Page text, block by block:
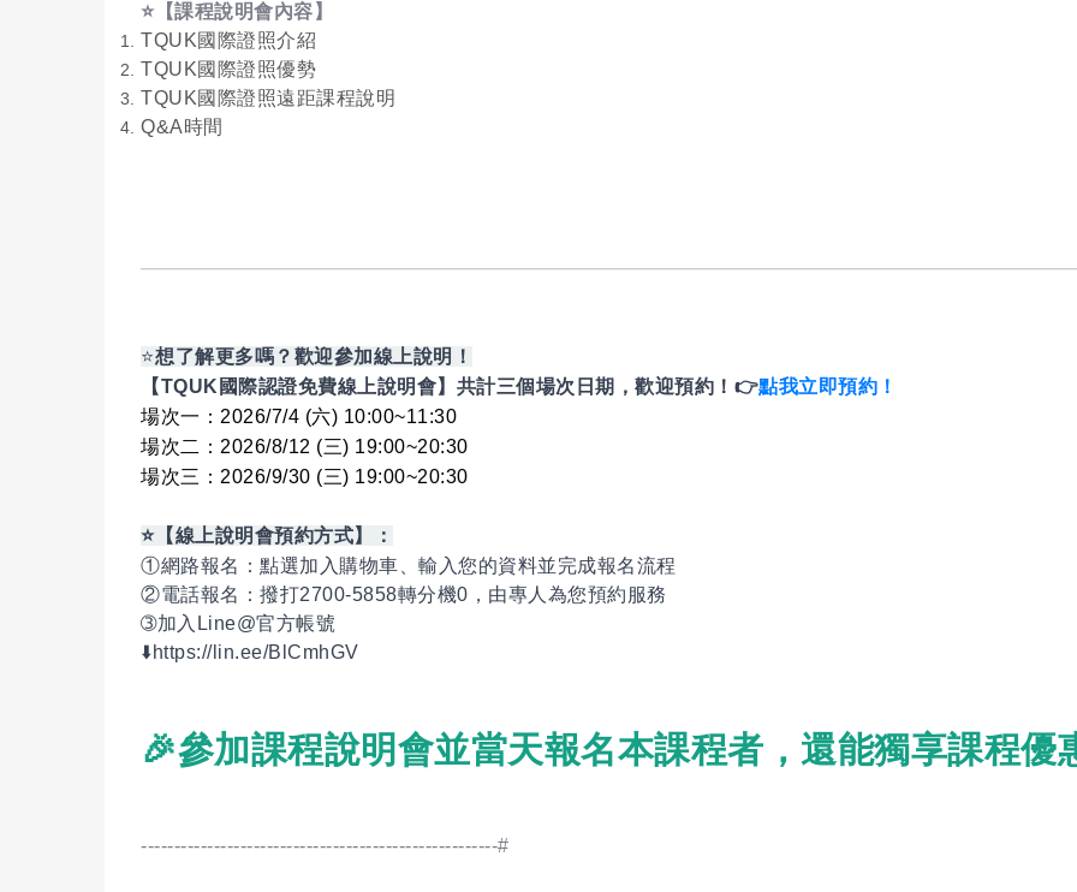
⭐️【課程說明會內容】
TQUK國際證照介紹
TQUK國際證照優勢
TQUK國際證照遠距課程說明
Q&A時間
⭐想了解更多嗎？歡迎參加線上說明！
【TQUK國際認證免費線上說明會】共計三個場次日期，歡迎預約！👉點我立即預約！
場次一：2026/7/4 (六) 10:00~11:30
場次二：2026/8/12 (三) 19:00~20:30
場次三：2026/9/30 (三) 19:00~20:30
⭐ 【線上說明會預約方式】：
①網路報名：點選加入購物車、輸入您的資料並完成報名流程
②電話報名：撥打2700-5858轉分機0，由專人為您預約服務
➂加入Line@官方帳號
⬇️https://lin.ee/BlCmhGV
🎉參加課程說明會並當天報名本課程者，還能獨享課程優
------------------------------------------------------#